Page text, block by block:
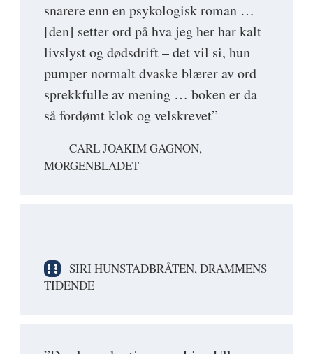
snarere enn en psykologisk roman …
[den] setter ord på hva jeg her har kalt
livslyst og dødsdrift – det vil si, hun
pumper normalt dvaske blærer av ord
sprekkfulle av mening … boken er da
så fordømt klok og velskrevet”
CARL JOAKIM GAGNON,
MORGENBLADET
SIRI HUNSTADBRÅTEN, DRAMMENS
TIDENDE